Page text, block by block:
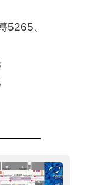
5265、